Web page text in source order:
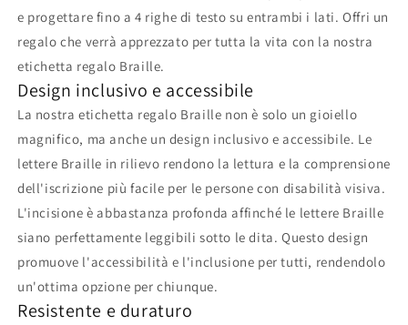
e progettare fino a 4 righe di testo su entrambi i lati. Offri un
regalo che verrà apprezzato per tutta la vita con la nostra
etichetta regalo Braille.
Design inclusivo e accessibile
La nostra etichetta regalo Braille non è solo un gioiello
magnifico, ma anche un design inclusivo e accessibile. Le
lettere Braille in rilievo rendono la lettura e la comprensione
dell'iscrizione più facile per le persone con disabilità visiva.
L'incisione è abbastanza profonda affinché le lettere Braille
siano perfettamente leggibili sotto le dita. Questo design
promuove l'accessibilità e l'inclusione per tutti, rendendolo
un'ottima opzione per chiunque.
Resistente e duraturo